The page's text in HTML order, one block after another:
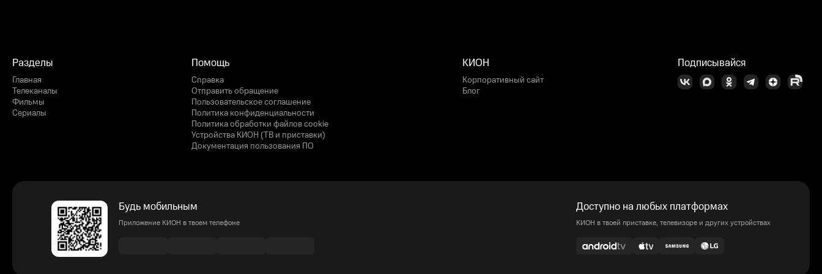
Разделы
Главная
Телеканалы
Фильмы
Сериалы
Помощь
Справка
Отправить обращение
Пользовательское соглашение
Политика конфиденциальности
Политика обработки файлов cookie
Устройства КИОН (ТВ и приставки)
Документация пользования ПО
КИОН
Корпоративный сайт
Блог
Подписывайся
Будь мобильным
Приложение КИОН в твоем телефоне
Доступно на любых платформах
КИОН в твоей приставке, телевизоре и других устройствах